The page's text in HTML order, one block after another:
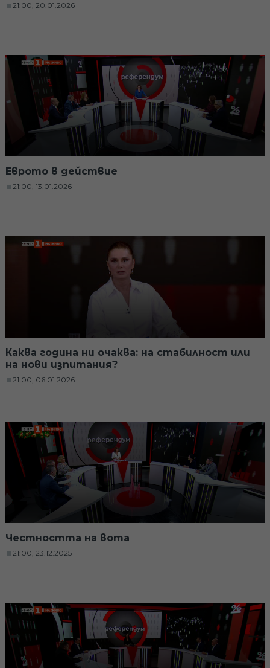
21:00, 20.01.2026
Еврото в действие
21:00, 13.01.2026
Каква година ни очаква: на стабилност или
на нови изпитания?
21:00, 06.01.2026
Честността на вота
21:00, 23.12.2025